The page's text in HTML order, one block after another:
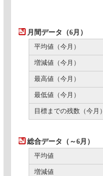
月間データ（6月）
平均値（今月）
増減値（今月）
最高値（今月）
最低値（今月）
目標までの残数（今月）
総合データ（～6月）
平均値
増減値